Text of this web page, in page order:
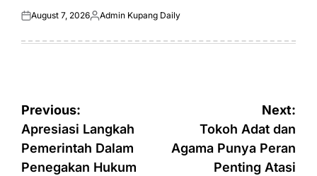
Posted
August 7, 2026Posted
Admin Kupang Daily
Post
navigation
Previous:
Apresiasi Langkah
Pemerintah Dalam
Penegakan Hukum
Next:
Tokoh Adat dan
Agama Punya Peran
Penting Atasi